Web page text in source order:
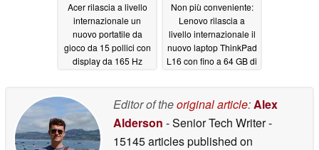
Acer rilascia a livello
internazionale un
nuovo portatile da
gioco da 15 pollici con
display da 165 Hz
Non più conveniente:
Lenovo rilascia a
livello internazionale il
nuovo laptop ThinkPad
L16 con fino a 64 GB di
Editor of theoriginal article:Alex
Alderson - Senior Tech Writer-
15145 articles published on